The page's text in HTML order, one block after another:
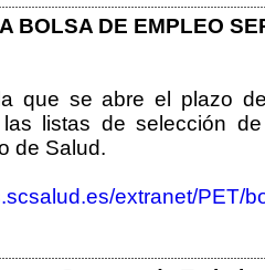
BOLSA DE EMPLEO
que se abre el plazo
listas de selección
de Salud.
extranet/PET/